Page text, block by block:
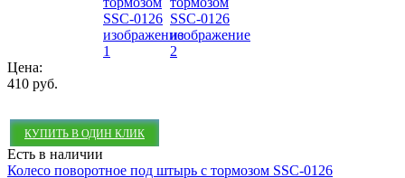
Цена:
410 руб.
КУПИТЬ В ОДИН КЛИК
Есть в наличии
Колесо поворотное под штырь с тормозом SSC-0126